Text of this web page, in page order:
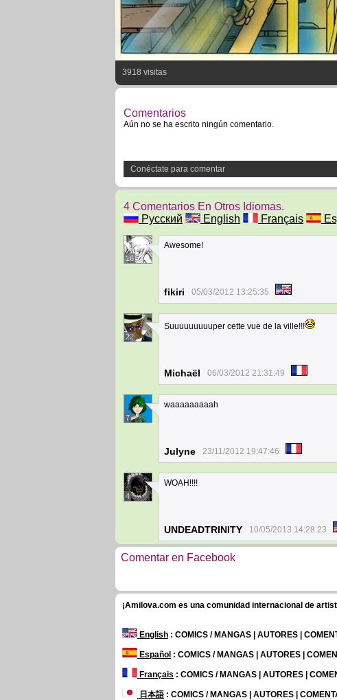
3918 visitas
Comentarios
Aún no se ha escrito ningún comentario.
Conéctate para comentar
4 Comentarios En Otros Idiomas.
Русский
English Français
16
Awesome!
fikiri 05/03/2012 13:25:35
22
Suuuuuuuuuper cette vue de la ville!!!
Michaël 06/03/2012 21:31:49
7
waaaaaaaaah
Julyne 23/11/2012 19:47:46
4
WOAH!!!!
UNDEADTRINITY 10/05/2013 14:28:23
Comentar en Facebook
¡Amilova.com es una comunidad internacional de
English : COMICS / MANGAS | AUTORES |
Español : COMICS / MANGAS | AUTORES |
Français : COMICS / MANGAS | AUTORES |
日本語: COMICS / MANGAS | AUTORES |